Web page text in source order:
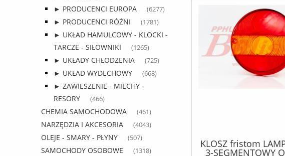
► PRODUCENCI EUROPA (6277)
► PRODUCENCI RÓŻNI (1781)
► UKŁAD HAMULCOWY - KLOCKI -
TARCZE - SIŁOWNIKI
(1265)
► UKŁADY CHŁODZENIA (725)
► UKŁAD WYDECHOWY (668)
► ZAWIESZENIE - MIECHY -
RESORY
(466)
CHEMIA SAMOCHODOWA (461)
NARZĘDZIA I AKCESORIA (4043)
OLEJE - SMARY - PŁYNY (507)
SAMOCHODY OSOBOWE (1318)
KLOSZ fristom
3-SEGMENTOWY